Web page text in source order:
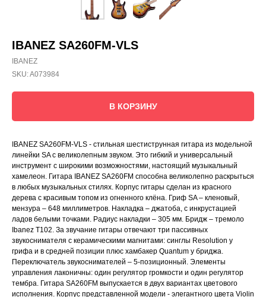
IBANEZ SA260FM-VLS
IBANEZ
SKU:A073984
В КОРЗИНУ
IBANEZ SA260FM-VLS - стильная шестиструнная гитара из модельной
линейки SA с великолепным звуком. Это гибкий и универсальный
инструмент с широкими возможностями, настоящий музыкальный
хамелеон. Гитара IBANEZ SA260FM способна великолепно раскрыться
в любых музыкальных стилях. Корпус гитары сделан из красного
дерева с красивым топом из огненного клёна. Гриф SA – кленовый,
мензура – 648 миллиметров. Накладка – джатоба, с инкрустацией
ладов белыми точками. Радиус накладки – 305 мм. Бридж – тремоло
Ibanez T102. За звучание гитары отвечают три пассивных
звукоснимателя с керамическими магнитами: синглы Resolution у
грифа и в средней позиции плюс хамбакер Quantum у бриджа.
Переключатель звукоснимателей – 5-позиционный. Элементы
управления лаконичны: один регулятор громкости и один регулятор
тембра. Гитара SA260FM выпускается в двух вариантах цветового
исполнения. Корпус представленной модели - элегантного цвета Violin